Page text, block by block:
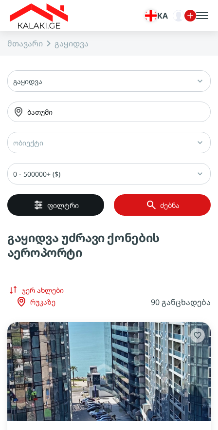
KA
მთავარი გაყიდვა
გაყიდვა
ბათუმი
ობიექტი
0 - 500000+ ($)
ფილტრი ძებნა
გაყიდვა უძრავი ქონების
აეროპორტი
ჯერ ახლები
რუკაზე
90 განცხადება
lens lens lens